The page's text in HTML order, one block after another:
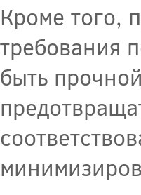
Кроме того,
требования
быть